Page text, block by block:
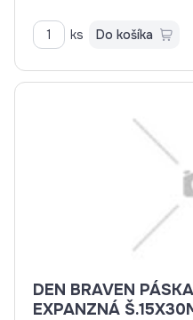
ks Do košíka
DEN BRAVEN